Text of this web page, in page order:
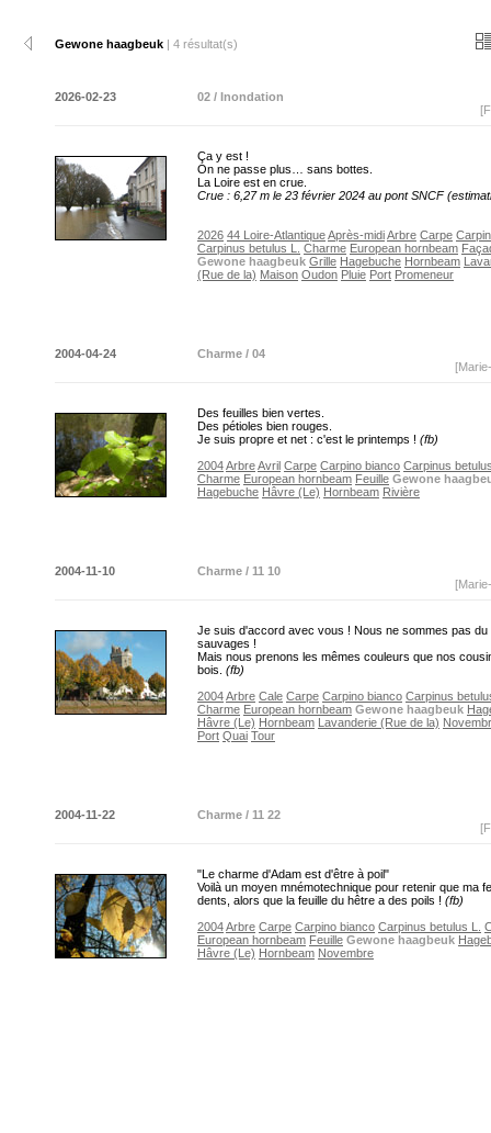
Gewone haagbeuk | 4 résultat(s)
2026-02-23
02 / Inondation
Ça y est !
On ne passe plus… sans bottes.
La Loire est en crue.
Crue : 6,27 m le 23 février 2024 au pont SNCF
2026 44 Loire-AtlantiqueAprès-midiArbre Carpe
Carpinus betulus L.
Charme European hornbeam
Gewone haagbeuk Grille Hagebuche Hornbeam
(Rue de la) Maison Oudon Pluie Port Promeneur
2004-04-24
Charme / 04
Des feuilles bien vertes.
Des pétioles bien rouges.
Je suis propre et net : c'est le printemps ! (fb)
2004ArbreAvril Carpe Carpino bianco Carpinus
Charme European hornbeam Feuille Gewone
Hagebuche Hâvre (Le) Hornbeam Rivière
2004-11-10
Charme / 11 10
Je suis d'accord avec vous ! Nous ne sommes pas du
sauvages !
Mais nous prenons les mêmes couleurs que nos
bois. (fb)
2004Arbre Cale Carpe Carpino bianco Carpinus
Charme European hornbeam Gewone haagbeuk
Hâvre (Le) Hornbeam Lavanderie (Rue de la)
Port Quai Tour
2004-11-22
Charme / 11 22
"Le charme d'Adam est d'être à poil"
Voilà un moyen mnémotechnique pour retenir que ma
dents, alors que la feuille du hêtre a des poils ! (fb)
2004Arbre Carpe Carpino bianco Carpinus betulus L.
European hornbeam Feuille Gewone haagbeuk
Hâvre (Le) Hornbeam Novembre